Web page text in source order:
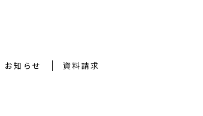
お知らせ 資料請求